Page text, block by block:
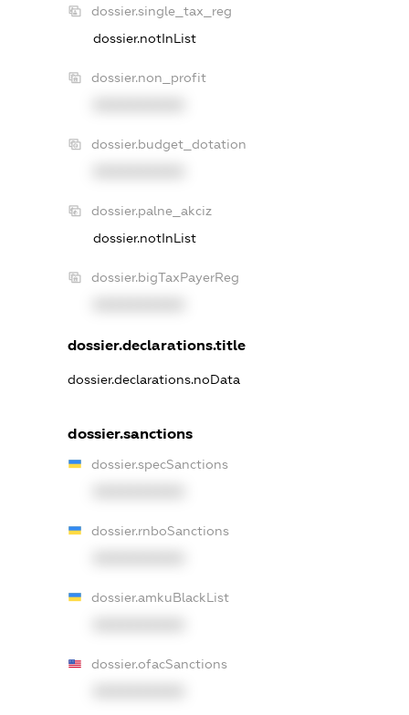
dossier.single_tax_reg
dossier.notInList
dossier.non_profit
dossier.budget_dotation
dossier.palne_akciz
dossier.notInList
dossier.bigTaxPayerReg
dossier.declarations.title
dossier.declarations.noData
dossier.sanctions
dossier.specSanctions
dossier.rnboSanctions
dossier.amkuBlackList
dossier.ofacSanctions